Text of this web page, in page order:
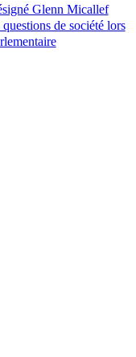
Glenn Micallef
questions de société lors